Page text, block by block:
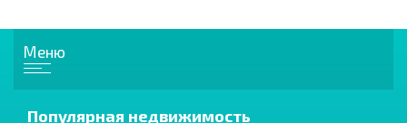
Меню
Популярная недвижимость